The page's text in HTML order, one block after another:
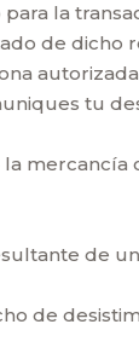
la
de dicho
tu
de
de